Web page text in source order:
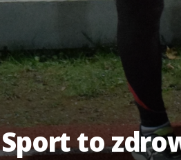
Sport to